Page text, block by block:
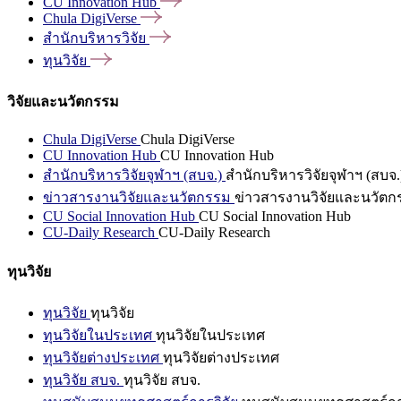
Chula DigiVerse
สำนักบริหารวิจัย
ทุนวิจัย
วิจัยและนวัตกรรม
Chula DigiVerse Chula DigiVerse
CU Innovation Hub CU Innovation Hub
สำนักบริหารวิจัยจุฬาฯ (สบจ.) สำนักบริหารวิจัยจุฬาฯ (สบจ
ข่าวสารงานวิจัยและนวัตกรรม ข่าวสารงานวิจัยและนวัตก
CU Social Innovation Hub CU Social Innovation Hub
CU-Daily Research CU-Daily Research
ทุนวิจัย
ทุนวิจัย ทุนวิจัย
ทุนวิจัยในประเทศ ทุนวิจัยในประเทศ
ทุนวิจัยต่างประเทศ ทุนวิจัยต่างประเทศ
ทุนวิจัย สบจ. ทุนวิจัย สบจ.